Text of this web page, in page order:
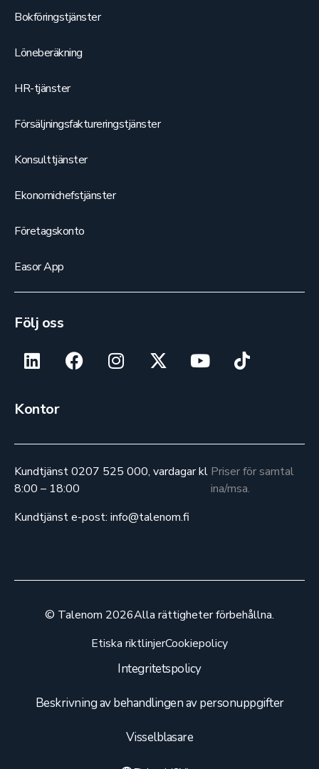
Bokföringstjänster
Löneberäkning
HR-tjänster
Försäljningsfaktureringstjänster
Konsulttjänster
Ekonomichefstjänster
Företagskonto
Easor App
Följ oss
Kontor
Kundtjänst 0207 525 000, vardagar kl
8:00 – 18:00
Kundtjänst e-post: info@talenom.fi
Priser för samtal
ina/msa.
© Talenom 2026Alla rättigheter förbehållna.
Etiska riktlinjerCookiepolicy
Integritetspolicy
Beskrivning av behandlingen av personuppgifter
Visselblasare